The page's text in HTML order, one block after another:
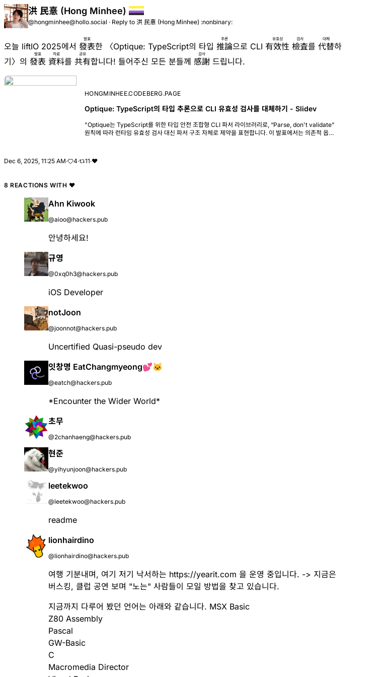
洪 民憙 (Hong Minhee)
@hongminhee@hollo.social · Reply to 洪 民憙 (Hong Minhee) :nonbinary:
오늘 liftIO 2025에서 發表
발표
한 〈Optique: TypeScript의 타입 推論
추론
으로 CLI 有效性
유효성
檢査
검사
를 代替
대체
하
기 〉의 發表
발표
資料
자료
를 共有
공유
합니다! 들어주신 모든 분들께 感謝
감사
드립니다.
HONGMINHEE.CODEBERG.PAGE
Optique: TypeScript의 타입 추론으로 CLI 유효성 검사를 대체하기 - Slidev
"Optique는 TypeScript를 위한 타입 안전 조합형 CLI 파서 라이브러리로, “Parse, don't validate”
원칙에 따라 런타임 유효성 검사 대신 파서 구조 자체로 제약을 표현합니다. 이 발표에서는 의존적 옵
Dec 6, 2025, 11:25 AM· 4· 11·❤️
8 REACTIONS WITH ❤️
Ahn Kiwook
@aioo@hackers.pub
안녕하세요!
규영
@0xq0h3@hackers.pub
iOS Developer
notJoon
@joonnot@hackers.pub
Uncertified Quasi-pseudo dev
잇창명 EatChangmyeong💕🐱
@eatch@hackers.pub
*Encounter the Wider World*
초무
@2chanhaeng@hackers.pub
현준
@yihyunjoon@hackers.pub
leetekwoo
@leetekwoo@hackers.pub
readme
lionhairdino
@lionhairdino@hackers.pub
여행 기분내며, 여기 저기 낙서하는 https://yearit.com 을 운영 중입니다. -> 지금은
버스킹, 클럽 공연 보며 "노는" 사람들이 모일 방법을 찾고 있습니다.
지금까지 다루어 봤던 언어는 아래와 같습니다. MSX Basic
Z80 Assembly
Pascal
GW-Basic
C
Macromedia Director